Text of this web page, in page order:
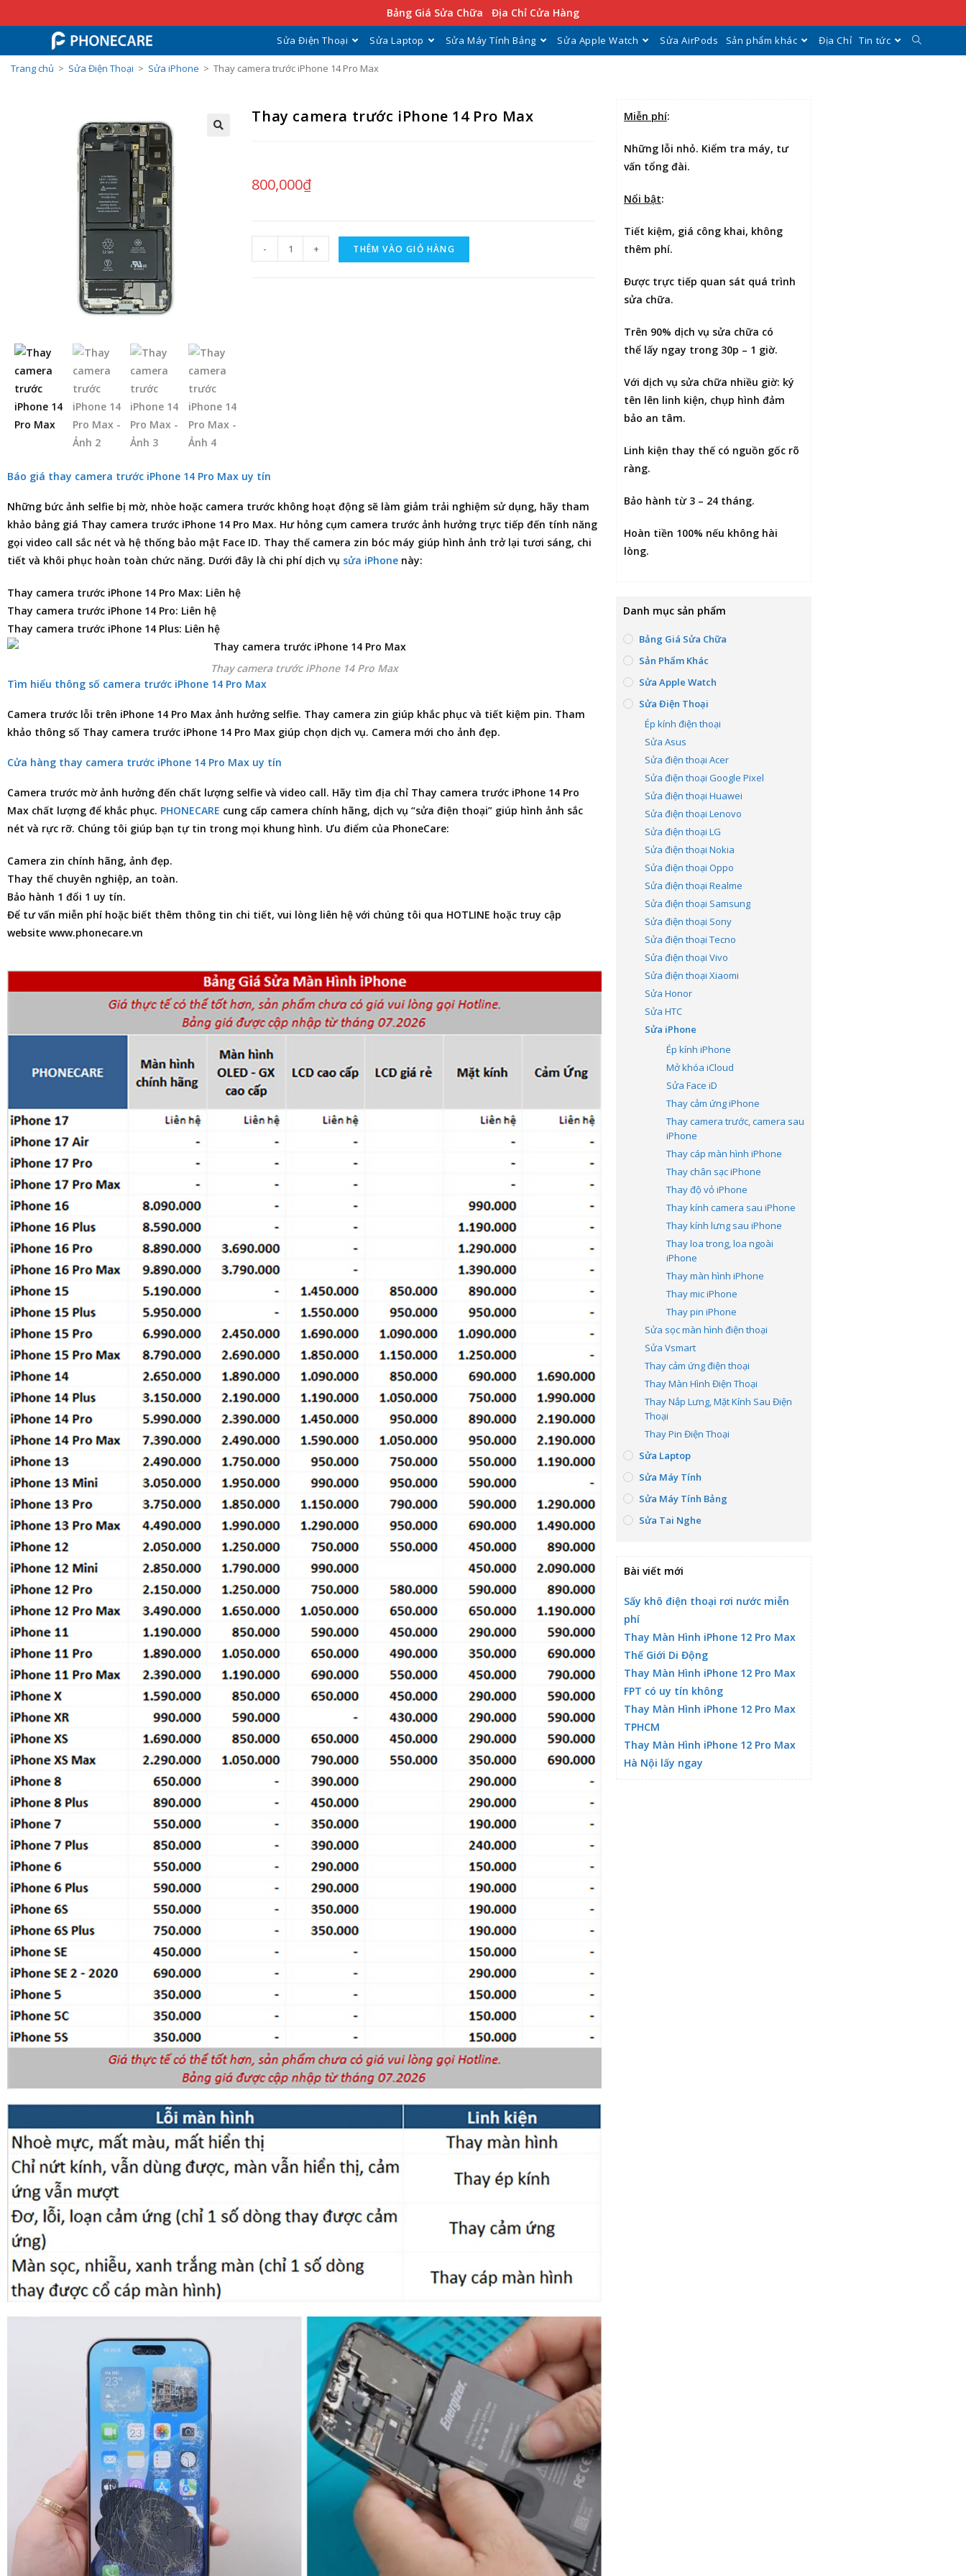
Bảng Giá Sửa Chữa Địa Chỉ Cửa Hàng
Sửa Điện Thoại Sửa Laptop Sửa Máy Tính Bảng Sửa Apple Watch Sửa AirPods Sản phẩm khác Địa Chỉ Tin tức
Trang chủ > Sửa Điện Thoại > Sửa iPhone > Thay camera trước iPhone 14 Pro Max
Thay camera trước iPhone 14 Pro Max
800,000₫
- + THÊM VÀO GIỎ HÀNG
Báo giá thay camera trước iPhone 14 Pro Max uy tín
Những bức ảnh selfie bị mờ, nhòe hoặc camera trước không hoạt động sẽ làm giảm trải nghiệm sử dụng, hãy tham
khảo bảng giá Thay camera trước iPhone 14 Pro Max. Hư hỏng cụm camera trước ảnh hưởng trực tiếp đến tính năng
gọi video call sắc nét và hệ thống bảo mật Face ID. Thay thế camera zin bóc máy giúp hình ảnh trở lại tươi sáng, chi
tiết và khôi phục hoàn toàn chức năng. Dưới đây là chi phí dịch vụ sửa iPhone này:
Thay camera trước iPhone 14 Pro Max: Liên hệ
Thay camera trước iPhone 14 Pro: Liên hệ
Thay camera trước iPhone 14 Plus: Liên hệ
Thay camera trước iPhone 14 Pro Max
Tìm hiểu thông số camera trước iPhone 14 Pro Max
Camera trước lỗi trên iPhone 14 Pro Max ảnh hưởng selfie. Thay camera zin giúp khắc phục và tiết kiệm pin. Tham
khảo thông số Thay camera trước iPhone 14 Pro Max giúp chọn dịch vụ. Camera mới cho ảnh đẹp.
Cửa hàng thay camera trước iPhone 14 Pro Max uy tín
Camera trước mờ ảnh hưởng đến chất lượng selfie và video call. Hãy tìm địa chỉ Thay camera trước iPhone 14 Pro
Max chất lượng để khắc phục. PHONECARE cung cấp camera chính hãng, dịch vụ “sửa điện thoại” giúp hình ảnh sắc
nét và rực rỡ. Chúng tôi giúp bạn tự tin trong mọi khung hình. Ưu điểm của PhoneCare:
Camera zin chính hãng, ảnh đẹp.
Thay thế chuyên nghiệp, an toàn.
Bảo hành 1 đổi 1 uy tín.
Để tư vấn miễn phí hoặc biết thêm thông tin chi tiết, vui lòng liên hệ với chúng tôi qua HOTLINE hoặc truy cập
website www.phonecare.vn
Miễn phí:
Những lỗi nhỏ. Kiểm tra máy, tư
vấn tổng đài.
Nổi bật:
Tiết kiệm, giá công khai, không
thêm phí.
Được trực tiếp quan sát quá trình
sửa chữa.
Trên 90% dịch vụ sửa chữa có
thể lấy ngay trong 30p – 1 giờ.
Với dịch vụ sửa chữa nhiều giờ: ký
tên lên linh kiện, chụp hình đảm
bảo an tâm.
Linh kiện thay thế có nguồn gốc rõ
ràng.
Bảo hành từ 3 – 24 tháng.
Hoàn tiền 100% nếu không hài
lòng.
Danh mục sản phẩm
Bảng Giá Sửa Chữa
Sản Phẩm Khác
Sửa Apple Watch
Sửa Điện Thoại
Ép kính điện thoại
Sửa Asus
Sửa điện thoại Acer
Sửa điện thoại Google Pixel
Sửa điện thoại Huawei
Sửa điện thoại Lenovo
Sửa điện thoại LG
Sửa điện thoại Nokia
Sửa điện thoại Oppo
Sửa điện thoại Realme
Sửa điện thoại Samsung
Sửa điện thoại Sony
Sửa điện thoại Tecno
Sửa điện thoại Vivo
Sửa điện thoại Xiaomi
Sửa Honor
Sửa HTC
Sửa iPhone
Ép kính iPhone
Mở khóa iCloud
Sửa Face iD
Thay cảm ứng iPhone
Thay camera trước, camera sau
iPhone
Thay cáp màn hình iPhone
Thay chân sạc iPhone
Thay độ vỏ iPhone
Thay kính camera sau iPhone
Thay kính lưng sau iPhone
Thay loa trong, loa ngoài
iPhone
Thay màn hình iPhone
Thay mic iPhone
Thay pin iPhone
Sửa sọc màn hình điện thoại
Sửa Vsmart
Thay cảm ứng điện thoại
Thay Màn Hình Điện Thoại
Thay Nắp Lưng, Mặt Kính Sau Điện
Thoại
Thay Pin Điện Thoại
Sửa Laptop
Sửa Máy Tính
Sửa Máy Tính Bảng
Sửa Tai Nghe
Bài viết mới
Sấy khô điện thoại rơi nước miễn
phí
Thay Màn Hình iPhone 12 Pro Max
Thế Giới Di Động
Thay Màn Hình iPhone 12 Pro Max
FPT có uy tín không
Thay Màn Hình iPhone 12 Pro Max
TPHCM
Thay Màn Hình iPhone 12 Pro Max
Hà Nội lấy ngay